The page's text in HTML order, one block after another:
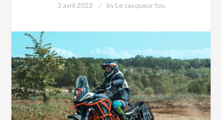
3 avril 2023 by Le casqueur fou